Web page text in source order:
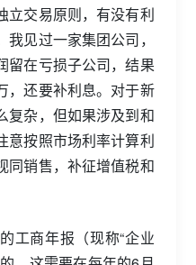
立交易原则，有没有利
见过一家集团公司，
留在亏损子公司，结果
，还要补利息。对于新
复杂，但如果涉及到和
意按照市场利率计算利
同销售，补征增值税和
工商年报（现称“企业